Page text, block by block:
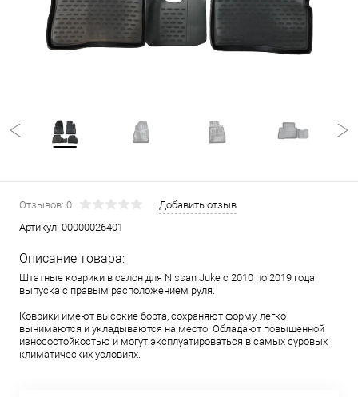
Отзывов: 0
Добавить отзыв
Артикул: 00000026401
Описание товара:
Штатные коврики в салон для Nissan Juke с 2010 по 2019 года
выпуска с правым расположением руля.
Коврики имеют высокие борта, сохраняют форму, легко
вынимаются и укладываются на место. Обладают повышенной
износостойкостью и могут эксплуатироваться в самых суровых
климатических условиях.